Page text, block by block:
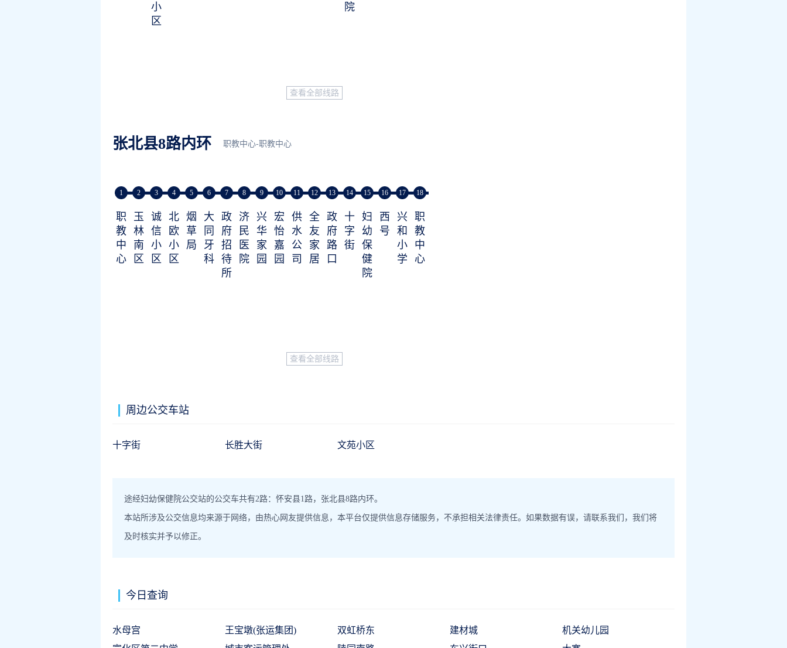
小
区
院
查看全部线路
张北县8路内环 职教中心-职教中心
1
职
教
中
心
2
玉
林
南
区
3
诚
信
小
区
4
北
欧
小
区
5
烟
草
局
6
大
同
牙
科
7
政
府
招
待
所
8
济
民
医
院
9
兴
华
家
园
10
宏
怡
嘉
园
11
供
水
公
司
12
全
友
家
居
13
政
府
路
口
14
十
字
街
15
妇
幼
保
健
院
16
西
号
17
兴
和
小
学
18
职
教
中
心
查看全部线路
周边公交车站
十字街 长胜大街 文苑小区
途经妇幼保健院公交站的公交车共有2路：怀安县1路，张北县8路内环。
本站所涉及公交信息均来源于网络，由热心网友提供信息，本平台仅提供信息存储服务，不承担相关法律责任。如果数据有误，请联系我们，我们将
及时核实并予以修正。
今日查询
水母宫 王宝墩(张运集团) 双虹桥东 建材城
机关幼儿园